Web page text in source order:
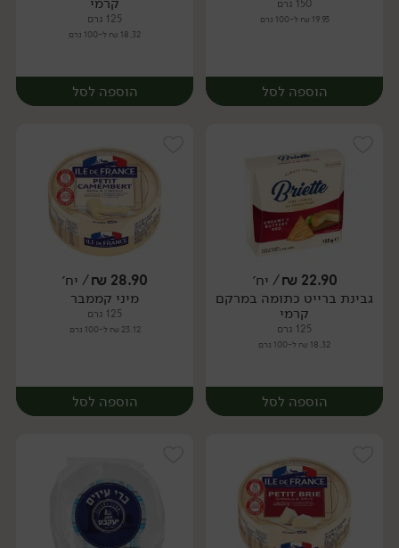
150 גרם
19.93 ₪ ל-100 גרם
הוספה לסל
יח׳
125 גרם
18.32 ₪ ל-100 גרם
הוספה לסל
יח׳
22.90
₪/ יח׳
גבינת ברייט כתומה במרקם
קרמי
125 גרם
18.32 ₪ ל-100 גרם
הוספה לסל
28.90
₪/ יח׳
מיני קממבר
125 גרם
23.12 ₪ ל-100 גרם
הוספה לסל